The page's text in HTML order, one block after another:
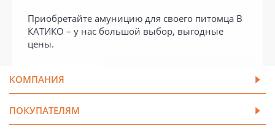
Приобретайте амуницию для своего питомца В
КАТИКО – у нас большой выбор, выгодные
цены.
КОМПАНИЯ
ПОКУПАТЕЛЯМ